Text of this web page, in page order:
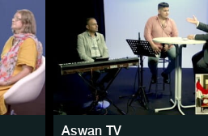
Aswan TV